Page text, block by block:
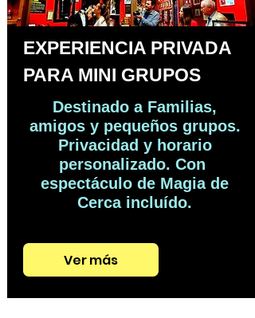
EXPERIENCIA PRIVADA
PARA MINI GRUPOS
Destinado a Familias,
amigos y pequeños grupos.
Privacidad y horario
personalizado. Con
espectáculo de Magia de
Cerca incluído.
Ver más